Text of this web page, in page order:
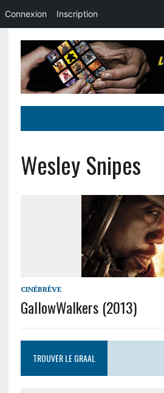
Wesley Snipes
CINÉBRÊVE
GallowWalkers (2013)
TROUVER LE GRAAL
Connexion Inscription